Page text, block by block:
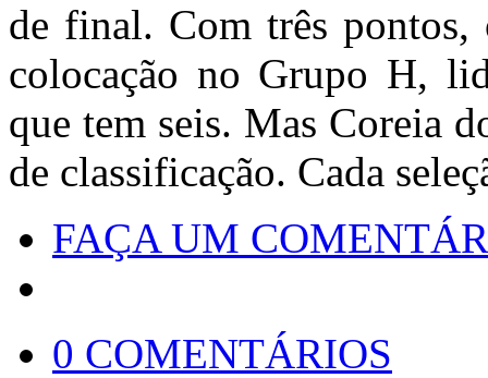
de final. Com três pontos,
colocação no Grupo H,
que tem seis. Mas Coreia
de classificação. Cada
FAÇA UM
0 COMENTÁRIOS